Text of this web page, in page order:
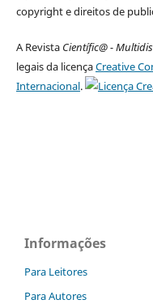
copyright e direitos de
A Revista Científic@ -
legais da licençaCreative
Internacional.
Informações
Para Leitores
Para Autores